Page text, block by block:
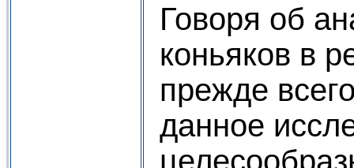
Говоря об
коньяков в
прежде
данное